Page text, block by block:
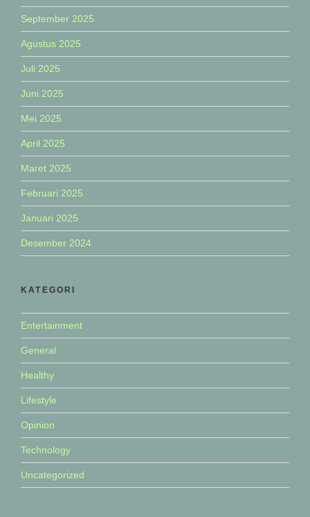
September 2025
Agustus 2025
Juli 2025
Juni 2025
Mei 2025
April 2025
Maret 2025
Februari 2025
Januari 2025
Desember 2024
KATEGORI
Entertainment
General
Healthy
Lifestyle
Opinion
Technology
Uncategorized